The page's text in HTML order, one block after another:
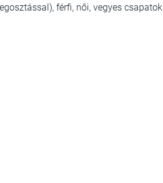
férfi, női, vegyes csapatok